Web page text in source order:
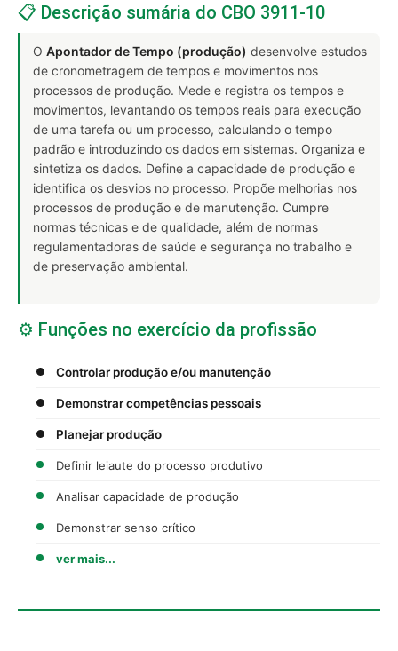
📋 Descrição sumária do CBO 3911-10
O Apontador de Tempo (produção) desenvolve estudos
de cronometragem de tempos e movimentos nos
processos de produção. Mede e registra os tempos e
movimentos, levantando os tempos reais para execução
de uma tarefa ou um processo, calculando o tempo
padrão e introduzindo os dados em sistemas. Organiza e
sintetiza os dados. Define a capacidade de produção e
identifica os desvios no processo. Propõe melhorias nos
processos de produção e de manutenção. Cumpre
normas técnicas e de qualidade, além de normas
regulamentadoras de saúde e segurança no trabalho e
de preservação ambiental.
⚙️ Funções no exercício da profissão
Controlar produção e/ou manutenção
Demonstrar competências pessoais
Planejar produção
Definir leiaute do processo produtivo
Analisar capacidade de produção
Demonstrar senso crítico
ver mais...